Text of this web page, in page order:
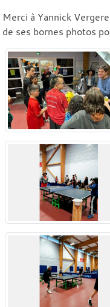
Merci à Yannick
de ses bornes photos